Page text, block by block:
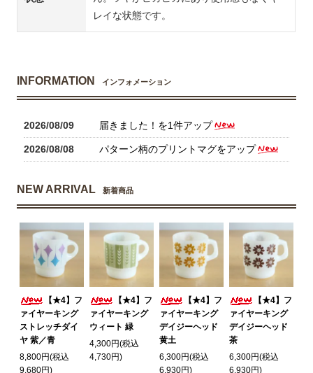
レイな状態です。
INFORMATION インフォメーション
2026/08/09 届きました！を1件アップ
2026/08/08 パターン柄のプリントマグをアップ
NEW ARRIVAL 新着商品
【★4】フ
ァイヤーキング
ストレッチダイ
ヤ 紫／青
8,800円(税込
9,680円)
【★4】フ
ァイヤーキング
ウィート 緑
4,300円(税込
4,730円)
【★4】フ
ァイヤーキング
デイジーヘッド
黄土
6,300円(税込
6,930円)
【★4】フ
ァイヤーキング
デイジーヘッド
茶
6,300円(税込
6,930円)